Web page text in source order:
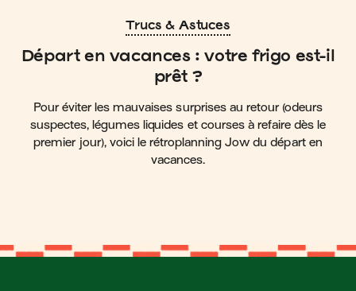
Trucs & Astuces
Départ en vacances : votre frigo est-il
prêt ?
Pour éviter les mauvaises surprises au retour (odeurs
suspectes, légumes liquides et courses à refaire dès le
premier jour), voici le rétroplanning Jow du départ en
vacances.